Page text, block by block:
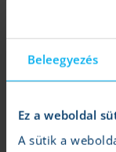
Beleegyezés
Ez a weboldal
A sütik a